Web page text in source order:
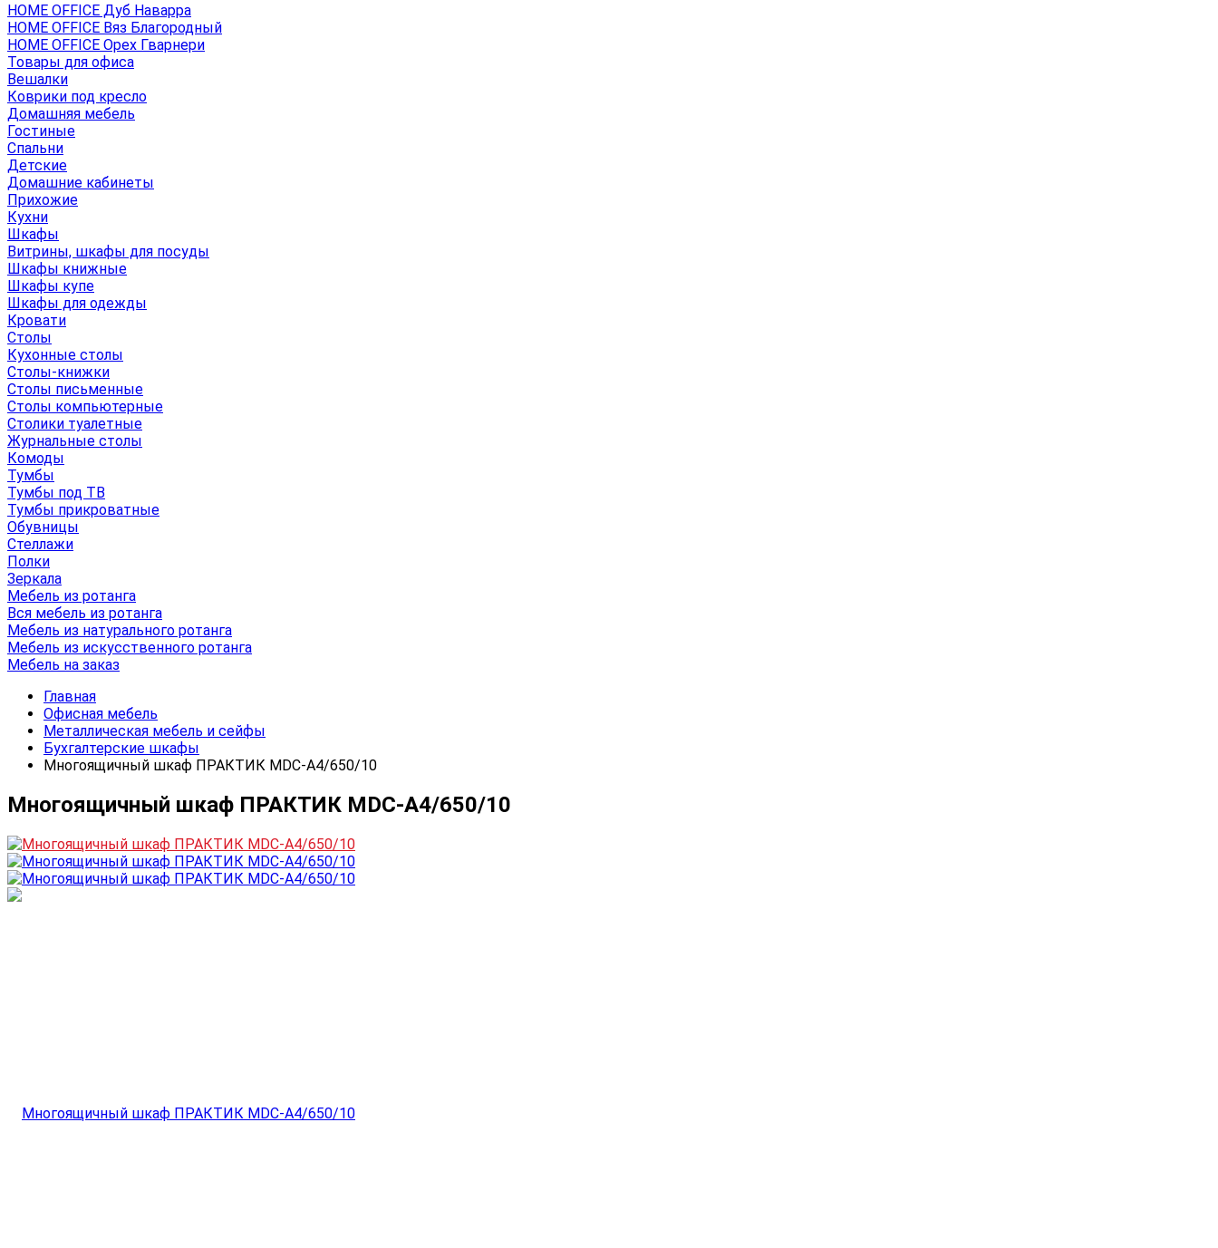
HOME OFFICE Дуб Наварра
HOME OFFICE Вяз Благородный
HOME OFFICE Орех Гварнери
Товары для офиса
Вешалки
Коврики под кресло
Домашняя мебель
Гостиные
Спальни
Детские
Домашние кабинеты
Прихожие
Кухни
Шкафы
Витрины, шкафы для посуды
Шкафы книжные
Шкафы купе
Шкафы для одежды
Кровати
Столы
Кухонные столы
Столы-книжки
Столы письменные
Столы компьютерные
Столики туалетные
Журнальные столы
Комоды
Тумбы
Тумбы под ТВ
Тумбы прикроватные
Обувницы
Стеллажи
Полки
Зеркала
Мебель из ротанга
Вся мебель из ротанга
Мебель из натурального ротанга
Мебель из искусственного ротанга
Мебель на заказ
Главная
Офисная мебель
Металлическая мебель и сейфы
Бухгалтерские шкафы
Многоящичный шкаф ПРАКТИК MDC-A4/650/10
Многоящичный шкаф ПРАКТИК MDC-A4/650/10